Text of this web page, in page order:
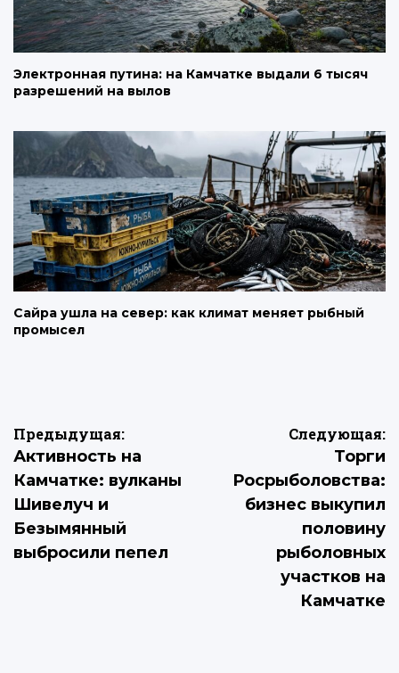
Электронная путина: на Камчатке выдали 6 тысяч
разрешений на вылов
Сайра ушла на север: как климат меняет рыбный
промысел
Навигация
по
записям
Предыдущая:
Активность на
Камчатке: вулканы
Шивелуч и
Безымянный
выбросили пепел
Следующая:
Торги
Росрыболовства:
бизнес выкупил
половину
рыболовных
участков на
Камчатке